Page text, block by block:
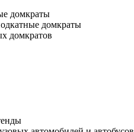
домкраты
домкраты
домкратов